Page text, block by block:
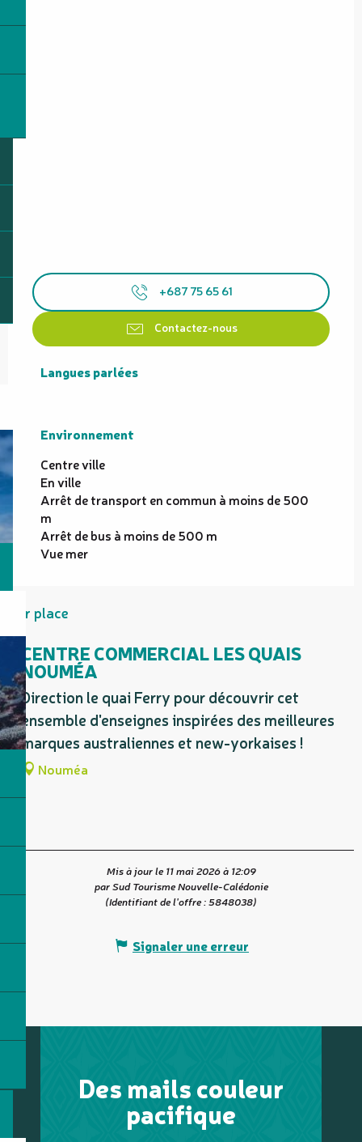
+687 75 65 61
Contactez-nous
Langues parlées
Langues parlées
Environnement
Environnement
Centre ville
En ville
Arrêt de transport en commun à moins de 500
m
Arrêt de bus à moins de 500 m
Vue mer
Sur place
CENTRE COMMERCIAL LES QUAIS
NOUMÉA
Direction le quai Ferry pour découvrir cet
ensemble d'enseignes inspirées des meilleures
marques australiennes et new-yorkaises !
Nouméa
Mis à jour le 11 mai 2026 à 12:09
par Sud Tourisme Nouvelle-Calédonie
(Identifiant de l'offre :5848038)
Signaler une erreur
Des mails couleur
pacifique